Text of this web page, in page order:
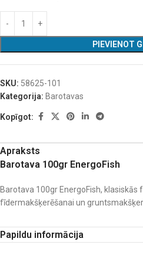
PIEVIENOT
SKU: 58625-101
Kategorija: Barotavas
Kopīgot:
Apraksts
Barotava 100gr EnergoFish
Barotava 100gr EnergoFish, klasiskās
fīdermakšķerēšanai un
Papildu informācija